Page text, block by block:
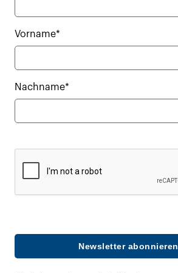
Vorname*
Nachname*
Newsletter abonnieren